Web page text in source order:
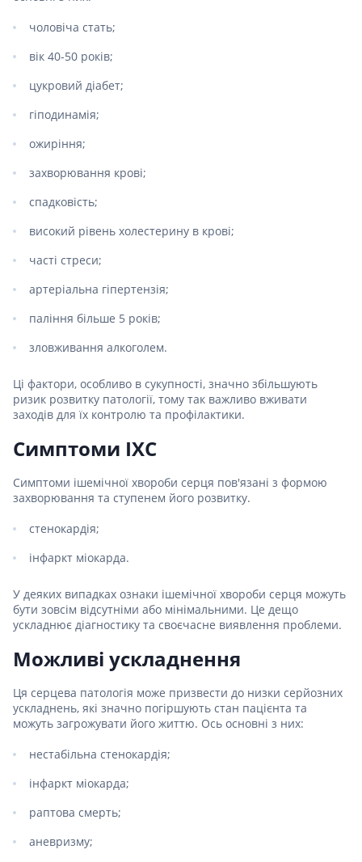
чоловіча стать;
вік 40-50 років;
цукровий діабет;
гіподинамія;
ожиріння;
захворювання крові;
спадковість;
високий рівень холестерину в крові;
часті стреси;
артеріальна гіпертензія;
паління більше 5 років;
зловживання алкоголем.
Ці фактори, особливо в сукупності, значно збільшують
ризик розвитку патології, тому так важливо вживати
заходів для їх контролю та профілактики.
Симптоми ІХС
Симптоми ішемічної хвороби серця пов'язані з формою
захворювання та ступенем його розвитку.
стенокардія;
інфаркт міокарда.
У деяких випадках ознаки ішемічної хвороби серця можуть
бути зовсім відсутніми або мінімальними. Це дещо
ускладнює діагностику та своєчасне виявлення проблеми.
Можливі ускладнення
Ця серцева патологія може призвести до низки серйозних
ускладнень, які значно погіршують стан пацієнта та
можуть загрожувати його життю. Ось основні з них:
нестабільна стенокардія;
інфаркт міокарда;
раптова смерть;
аневризму;